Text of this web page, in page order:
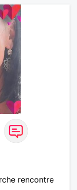
rencontre